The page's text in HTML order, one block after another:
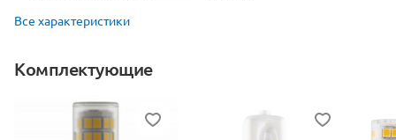
Все характеристики
Комплектующие